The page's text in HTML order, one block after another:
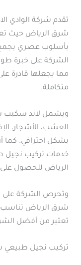
تقدم شركة الوادي
شرق الرياض حيث
بأسلوب عصري يجمع
الشركة على خبرة
مما يجعلها قادرة
متكاملة.
ويشمل لاند سكيب
العشب، الأشجار،
بشكل احترافي. كما
خدمات تركيب
الرياض للحصول على
وتحرص الشركة على
شرق الرياض تناسب
تعتبر من أفضل
تركيب نجيل طبيعي